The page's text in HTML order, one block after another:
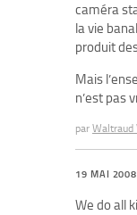
caméra
la vie
produit
Mais
n’est pas
par Waltraud
19 MAI 2008
We do all